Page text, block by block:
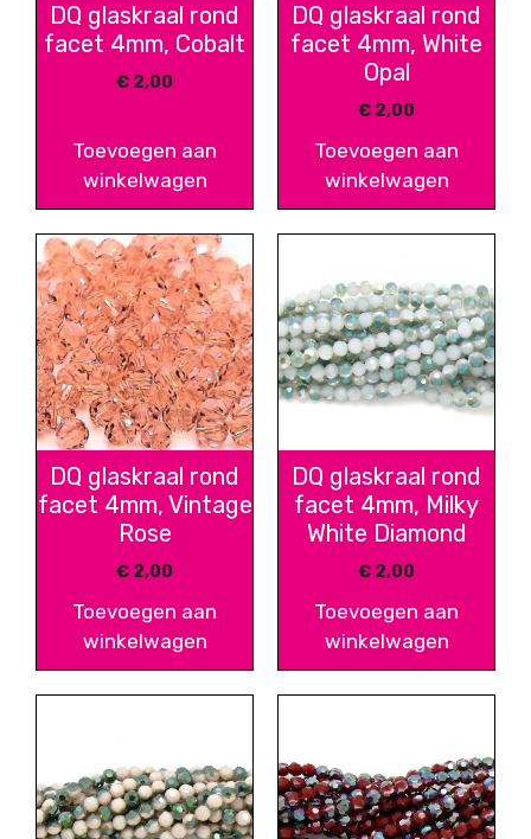
DQ glaskraal rond
facet 4mm, Cobalt
€ 2,00
Toevoegen aan
winkelwagen
DQ glaskraal rond
facet 4mm, White
Opal
€ 2,00
Toevoegen aan
winkelwagen
DQ glaskraal rond
facet 4mm, Vintage
Rose
€ 2,00
Toevoegen aan
winkelwagen
DQ glaskraal rond
facet 4mm, Milky
White Diamond
€ 2,00
Toevoegen aan
winkelwagen